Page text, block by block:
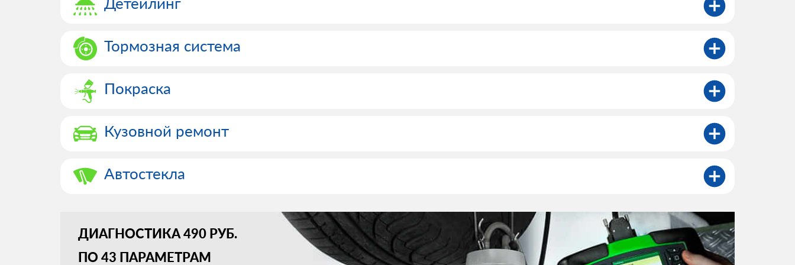
Тормозная система
Покраска
Кузовной ремонт
Автостекла
ДИАГНОСТИКА 490 РУБ.
ПО 43 ПАРАМЕТРАМ